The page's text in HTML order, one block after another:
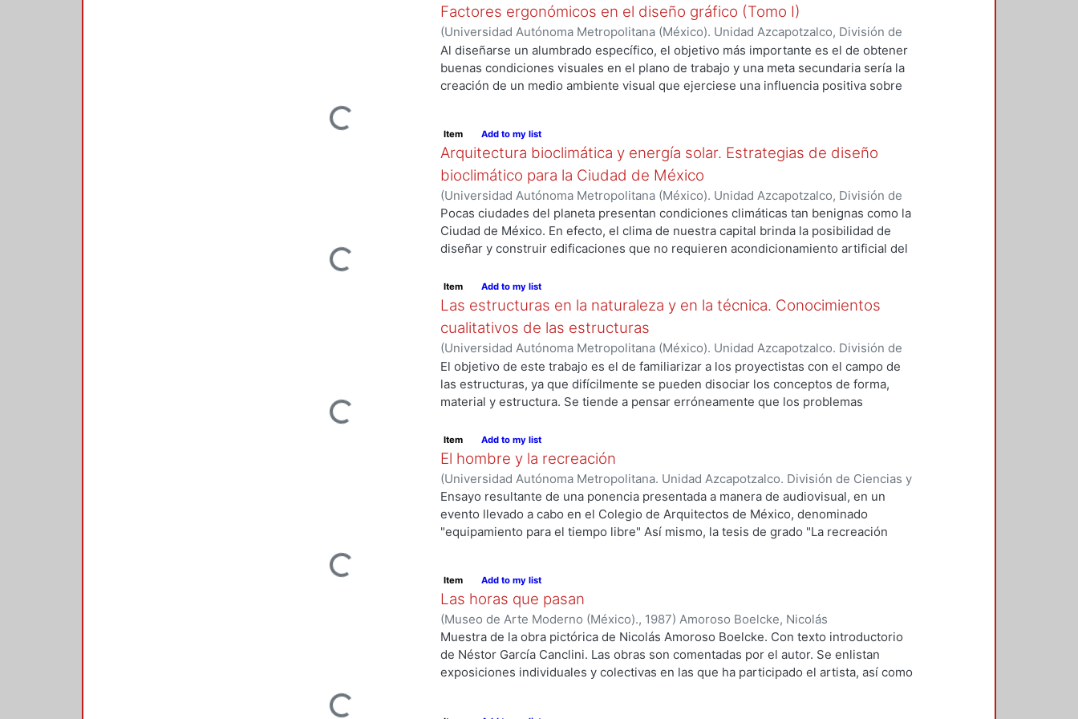
fuertemente de él, aunque tratando de utilizar toda la rebeldía y fuerza del agua en
su provecho. El desarrollo urbano depende estrechamente de la disponibilidad del
agua, así como de la forma en la que se transporta, se usa y finalmente se desecha.
incompleto, ya que, en el proceso de la visión del color, se dan tanto fenómenos
físico-químicos y fisio-psicológicos paralelamente, los cuales se afectan en forma
recíproca. Aquí se analizan factores, tanto los de la física-descomposición de la
luz-, como los químicos-pigmentos, clasificación, los fisiológicos y psicológicos,
para después llegar a los culturales creados por el hombre.
Loading...
Factores ergonómicos en el diseño gráfico (Tomo I)
(Universidad Autónoma Metropolitana (México). Unidad Azcapotzalco, División de
Ciencias y Artes para el Diseño.,1988)González Torres, Luis Ignacio
Al diseñarse un alumbrado específico, el objetivo más importante es el de obtener
buenas condiciones visuales en el plano de trabajo y una meta secundaria sería la
creación de un medio ambiente visual que ejerciese una influencia positiva sobre
visibilidad de las señales, por consiguiente, en estas áreas, la iluminación vertical
puede ser más importante que la horizontal.
Loading...
Item Add to my list
Arquitectura bioclimática y energía solar. Estrategias de diseño
bioclimático para la Ciudad de México
(Universidad Autónoma Metropolitana (México). Unidad Azcapotzalco, División de
Ciencias y Artes para el Diseño.,1986)García Chávez, José Roberto;Fuentes
Freixanet, Victor
Pocas ciudades del planeta presentan condiciones climáticas tan benignas como la
Ciudad de México. En efecto, el clima de nuestra capital brinda la posibilidad de
diseñar y construir edificaciones que no requieren acondicionamiento artificial del
durante casi todos los días del año. El presente trabajo tiene la finalidad de
establecer las estrategias y recomendaciones de diseño bioclimático para la
regeneración ecológica de la vivienda en el centro de la Ciudad de México y
coadyuvar al bienestar psicofisiológico de sus ocupantes, mejorando sus
condiciones de vida e incidiendo, al mismo tiempo, en un notable beneficio
económico al utilizar sensata y adecuadamente los recursos energéticos
disponibles.
Loading...
Item Add to my list
Las estructuras en la naturaleza y en la técnica. Conocimientos
cualitativos de las estructuras
(Universidad Autónoma Metropolitana (México). Unidad Azcapotzalco. División de
Ciencias y Artes para el Diseño. ,1986)Vanden Broeck, Fabricio; Muñoz, Arsenio
El objetivo de este trabajo es el de familiarizar a los proyectistas con el campo de
las estructuras, ya que difícilmente se pueden disociar los conceptos de forma,
material y estructura. Se tiende a pensar erróneamente que los problemas
iluminados. Sin embargo, la mejor comprensión de las estructuras incide
directamente en la optimización, tanto cualitativa como cuantitativa de los
materiales en el campo proyectual. Por otro lado, este trabajo intenta referirse
tanto a la técnica como a la naturaleza; en esta última todo sistema es, en general,
la solución más económica a los requerimientos funcionales más complejos
concebibles. Todo sistema funcionante en la naturaleza es el resultado de millones
de años de una evolución sustentada por principios de economía: (mínimo material
estructurales constituiría también una herramienta analítica que nos permitiría
buscar reconocer y evaluar soluciones a problemas proyectuales en la naturaleza.
Loading...
Item Add to my list
El hombre y la recreación
(Universidad Autónoma Metropolitana. Unidad Azcapotzalco. División de Ciencias y
Artes para el Diseño. ,1984-02)Rodríguez García, Humberto
Ensayo resultante de una ponencia presentada a manera de audiovisual, en un
evento llevado a cabo en el Colegio de Arquitectos de México, denominado
"equipamiento para el tiempo libre" Así mismo, la tesis de grado "La recreación
permitan un "nuevo nacimiento", un cambio en su estructura física, mental y
espiritual. ...No te maravilles de que te dije: os es necesario nacer de nuevo.
Item Add to my list
Las horas que pasan
(Museo de Arte Moderno (México)., 1987) Amoroso Boelcke, Nicolás
Muestra de la obra pictórica de Nicolás Amoroso Boelcke. Con texto introductorio
de Néstor García Canclini. Las obras son comentadas por el autor. Se enlistan
exposiciones individuales y colectivas en las que ha participado el artista, así como